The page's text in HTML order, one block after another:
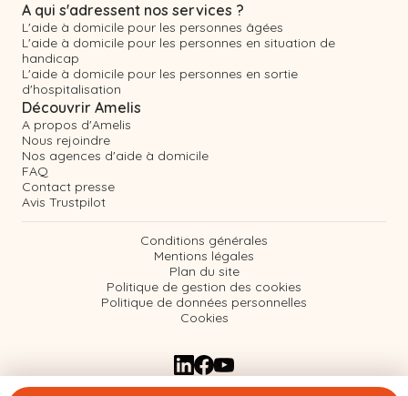
A qui s'adressent nos services ?
L'aide à domicile pour les personnes âgées
L'aide à domicile pour les personnes en situation de
handicap
L'aide à domicile pour les personnes en sortie
d'hospitalisation
Découvrir Amelis
A propos d'Amelis
Nous rejoindre
Nos agences d'aide à domicile
FAQ
Contact presse
Avis Trustpilot
Conditions générales
Mentions légales
Plan du site
Politique de gestion des cookies
Politique de données personnelles
Cookies